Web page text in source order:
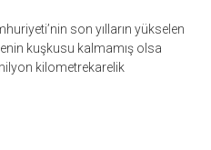
son yılların yükselen
kuşkusu kalmamış olsa
kilometrekarelik